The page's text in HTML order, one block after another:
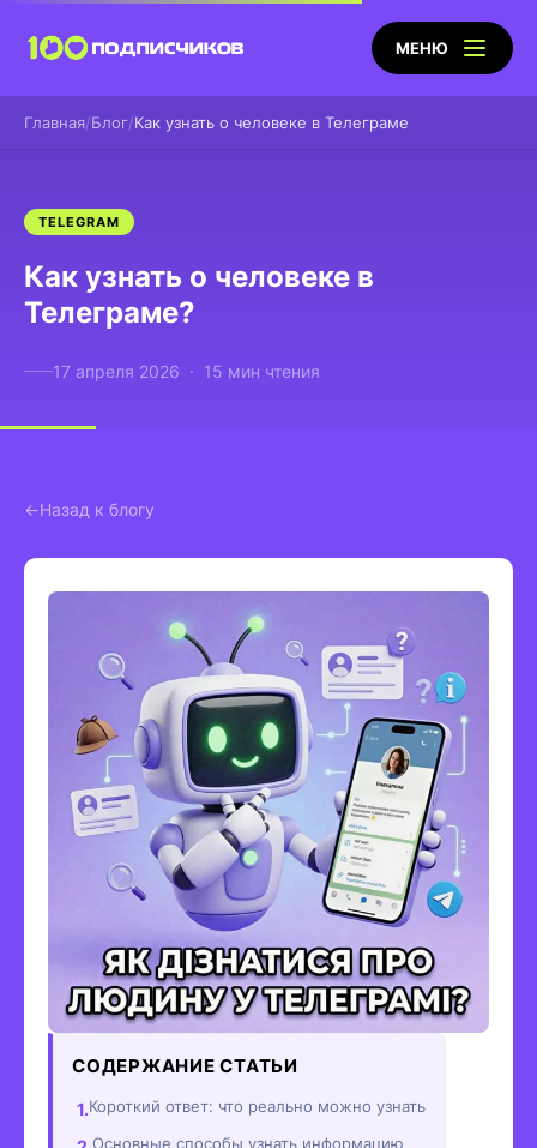
МЕНЮ
Главная Блог Как узнать о человеке в Телеграме
TELEGRAM
Как узнать о человеке в
Телеграме?
17 апреля 2026 · 15 мин чтения
Назад к блогу
СОДЕРЖАНИЕ СТАТЬИ
Короткий ответ: что реально можно узнать
Основные способы узнать информацию